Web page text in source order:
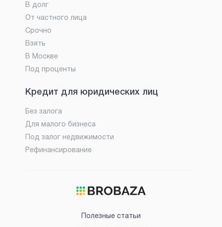
В долг
От частного лица
Срочно
Взять
В Москве
Под проценты
Кредит для юридических лиц
Без залога
Для малого бизнеса
Под залог недвижимости
Рефинансирование
Полезные статьи